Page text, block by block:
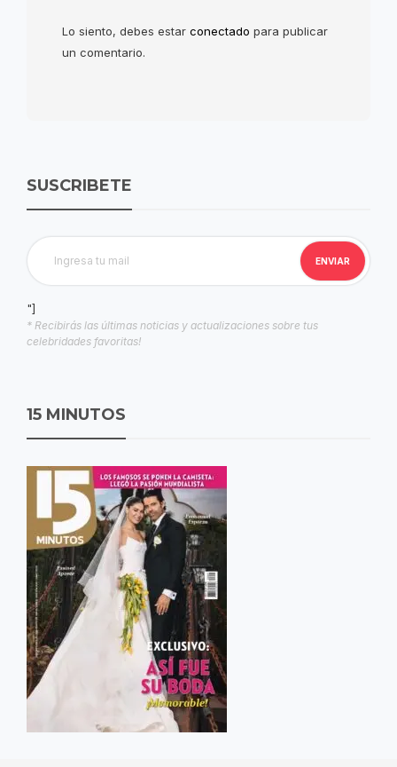
Lo siento, debes estar conectado para publicar
un comentario.
SUSCRIBETE
"]
* Recibirás las últimas noticias y actualizaciones sobre tus
celebridades favoritas!
15 MINUTOS